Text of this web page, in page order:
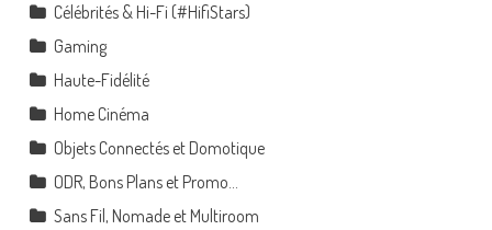
Célébrités & Hi-Fi (#HifiStars)
Gaming
Haute-Fidélité
Home Cinéma
Objets Connectés et Domotique
ODR, Bons Plans et Promo…
Sans Fil, Nomade et Multiroom